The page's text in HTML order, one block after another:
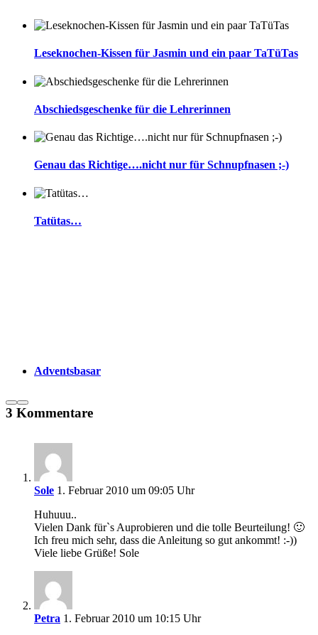
Leseknochen-Kissen für Jasmin und ein paar TaTüTas
Abschiedsgeschenke für die Lehrerinnen
Genau das Richtige….nicht nur für Schnupfnasen ;-)
Tatütas…
Adventsbasar
3 Kommentare
Sole 1. Februar 2010 um 09:05 Uhr
Huhuuu..
Vielen Dank für`s Auprobieren und die tolle Beurteilung! 🙂
Ich freu mich sehr, dass die Anleitung so gut ankommt! :-))
Viele liebe Grüße! Sole
Petra 1. Februar 2010 um 10:15 Uhr